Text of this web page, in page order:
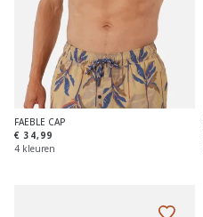
FAEBLE CAP
€ 34,99
4 kleuren